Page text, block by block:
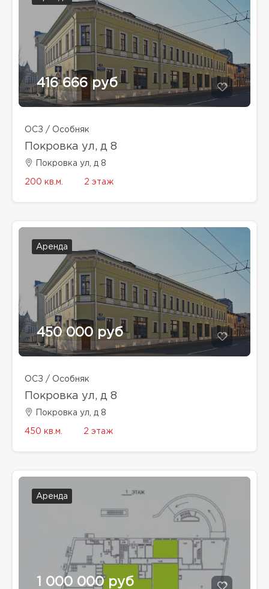
416 666 руб
ОСЗ / Особняк
Покровка ул, д 8
Покровка ул, д 8
200 кв.м. 2 этаж
Аренда
450 000 руб
ОСЗ / Особняк
Покровка ул, д 8
Покровка ул, д 8
450 кв.м. 2 этаж
Аренда
1 000 000 руб